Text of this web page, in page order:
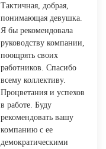
Тактичная, добрая,
понимающая девушка.
Я бы рекомендовала
руководству компании,
поощрять своих
работников. Спасибо
всему коллективу.
Процветания и успехов
в работе. Буду
рекомендовать вашу
компанию с ее
демократическими